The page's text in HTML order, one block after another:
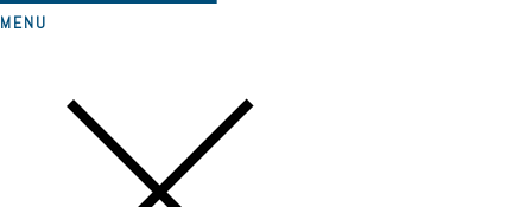
MENU